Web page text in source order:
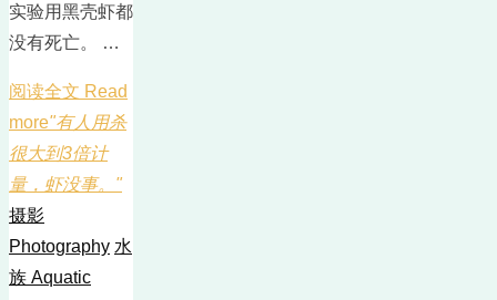
实验用黑壳虾都
没有死亡。 …
阅读全文 Read
more"有人用杀
很大到3倍计
量，虾没事。"
摄影
Photography 水
族 Aquatic